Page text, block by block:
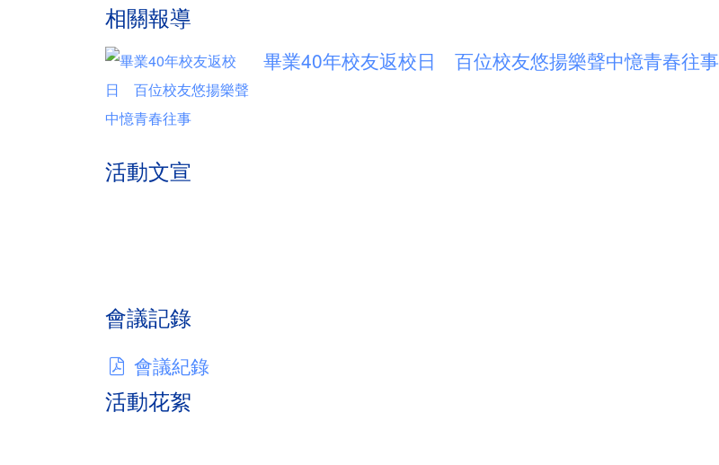
相關報導
畢業40年校友返校日 百位校友悠揚樂聲中憶青春往事
活動文宣
會議記錄
會議紀錄
活動花絮